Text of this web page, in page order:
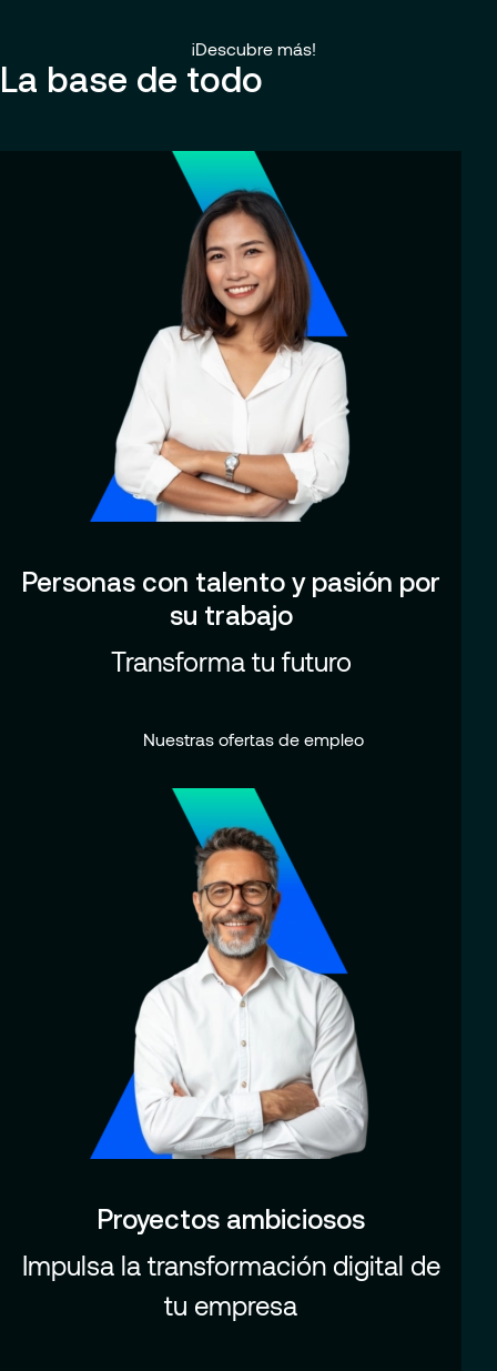
¡Descubre más!
La base de todo
Personas con talento y pasión por
su trabajo
Transforma tu futuro
Nuestras ofertas de empleo
Proyectos ambiciosos
Impulsa la transformación digital de
tu empresa